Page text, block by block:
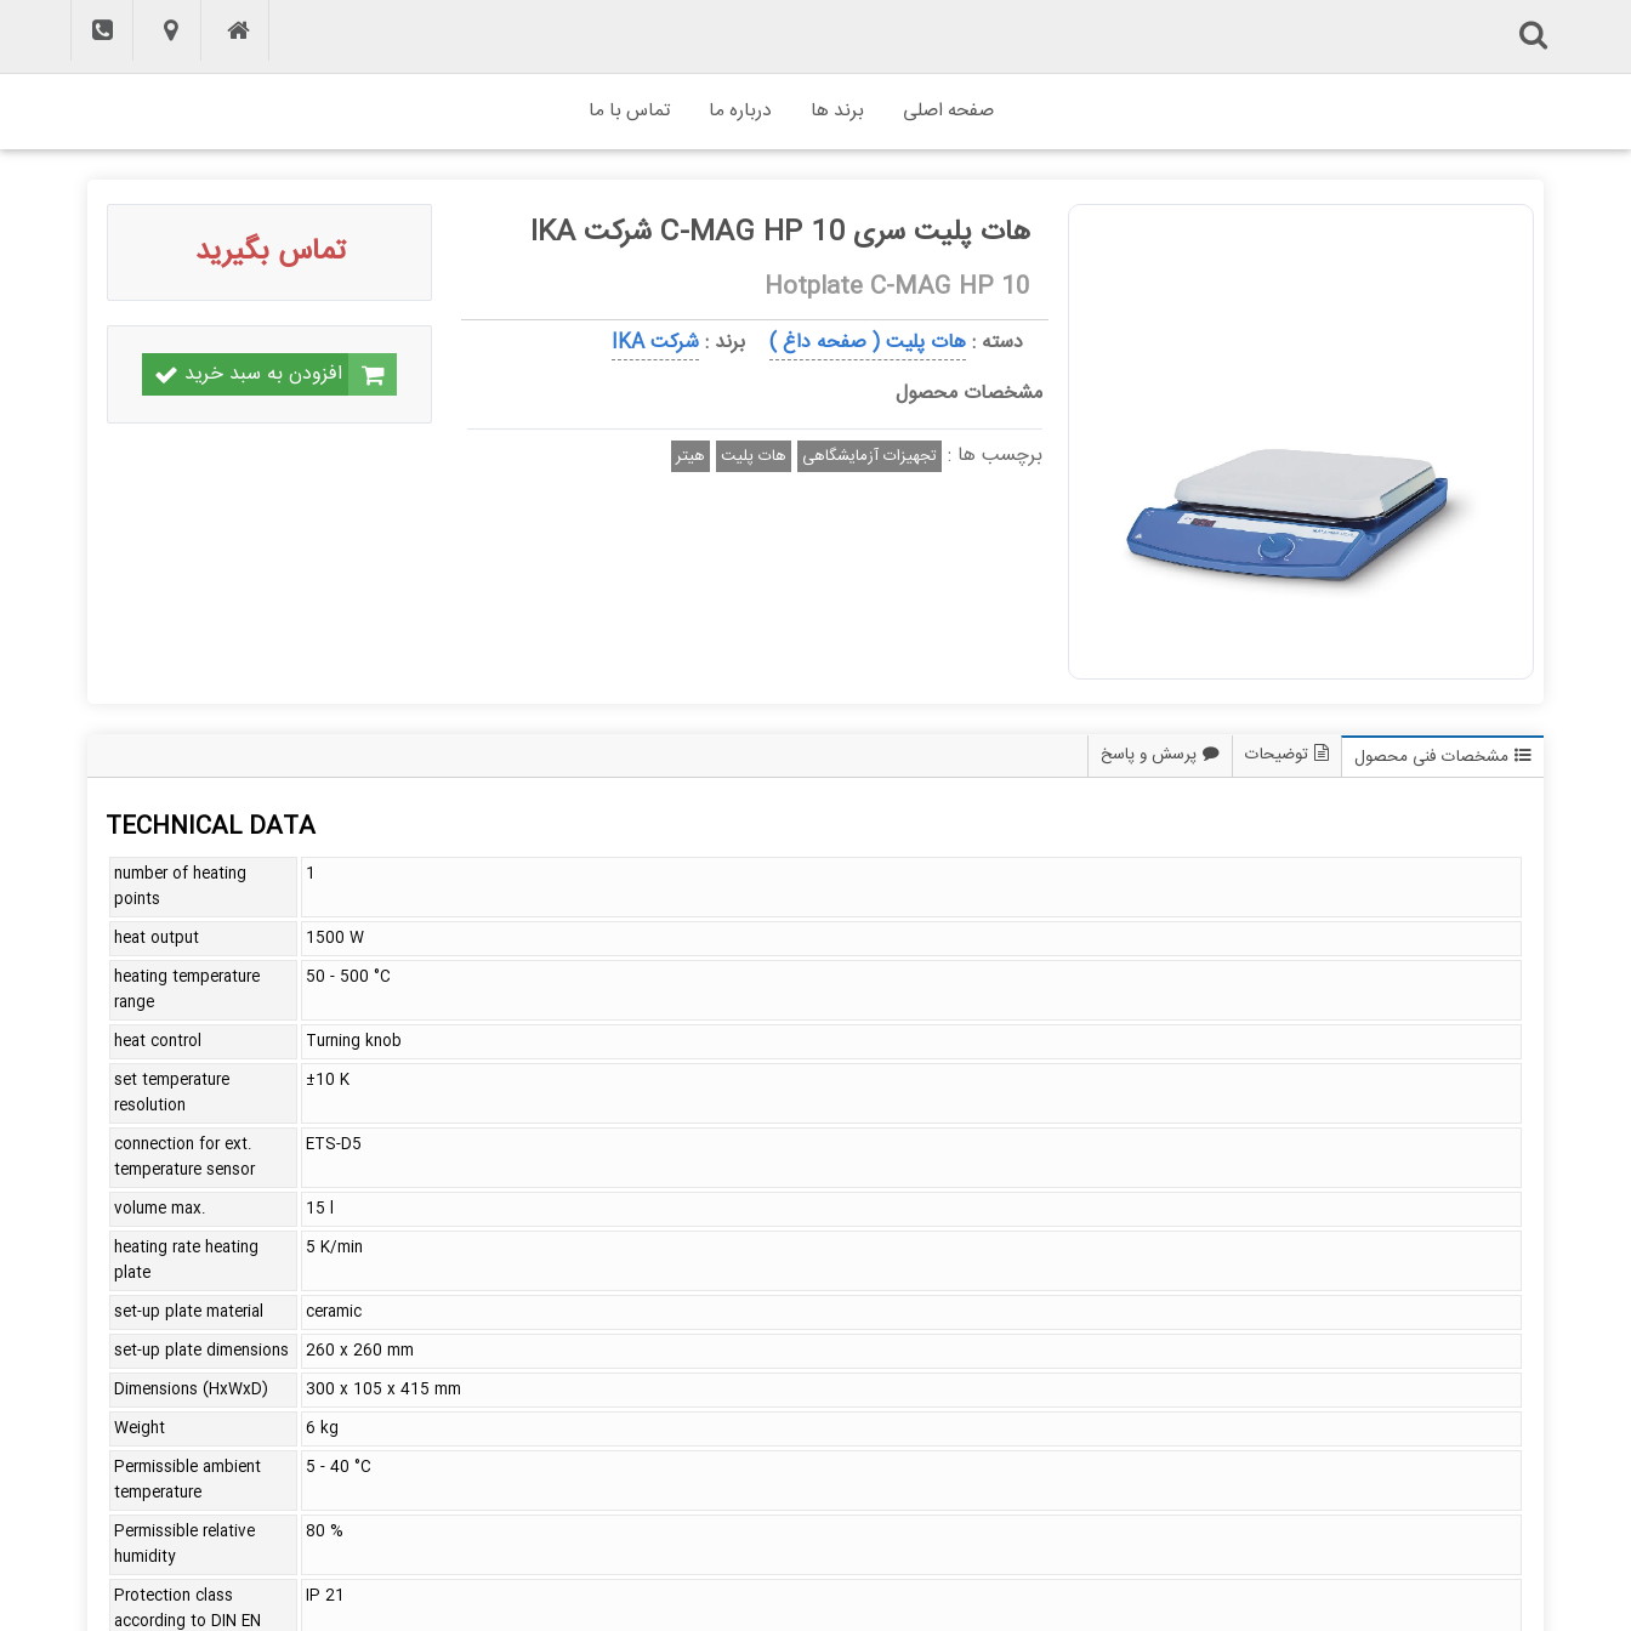
صفحه اصلی برند ها درباره ما تماس با ما
هات پلیت سری C-MAG HP 10 شرکت IKA
Hotplate C-MAG HP 10
دسته :هات پلیت ( صفحه داغ ) برند :شرکت IKA
مشخصات محصول
برچسب ها : تجهیزات آزمایشگاهی هات پلیت هیتر
تماس بگیرید
افزودن به سبد خرید
مشخصات فنی محصول
TECHNICAL DATA
number of heating
points
1
heat output
1500 W
heating temperature
range
50 - 500 °C
heat control
Turning knob
set temperature
resolution
±10 K
connection for ext.
temperature sensor
ETS-D5
volume max.
15 l
heating rate heating
plate
5 K/min
set-up plate material
ceramic
set-up plate dimensions
260 x 260 mm
Dimensions (HxWxD)
300 x 105 x 415 mm
Weight
6 kg
Permissible ambient
temperature
5 - 40 °C
Permissible relative
humidity
80 %
Protection class
according to DIN EN
IP 21
توضیحات پرسش و پاسخ